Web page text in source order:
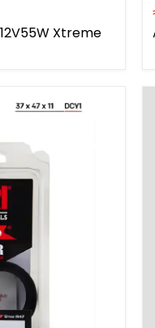
Xtreme